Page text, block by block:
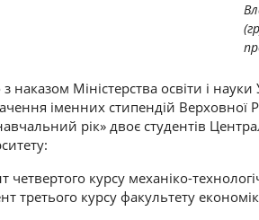
з наказом Міністерства освіти і
іменних стипендій Верховної
рік» двоє студентів
четвертого курсу механіко-
третього курсу факультету